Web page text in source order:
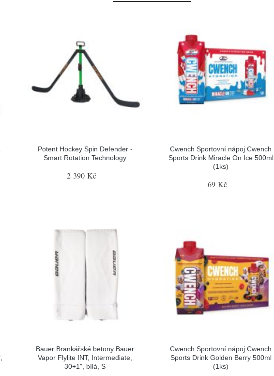
Potent Hockey Spin Defender -
Smart Rotation Technology
2 390 Kč
Cwench Sportovní nápoj Cwench
Sports Drink Miracle On Ice 500ml
(1ks)
69 Kč
Bauer Brankářské betony Bauer
Vapor Flylite INT, Intermediate,
30+1", bílá, S
Cwench Sportovní nápoj Cwench
Sports Drink Golden Berry 500ml
(1ks)